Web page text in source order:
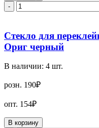
-
Стекло для
Ориг черный
В наличии: 4 шт.
розн. 190₽
опт. 154₽
В корзину